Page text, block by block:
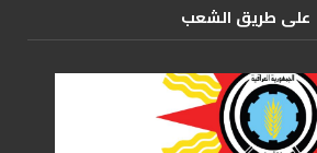
علی طریق الشعب